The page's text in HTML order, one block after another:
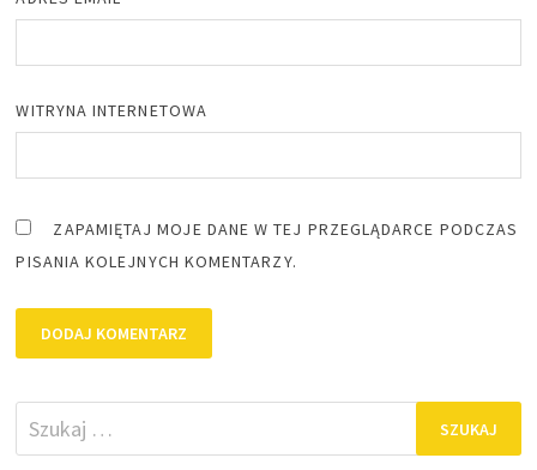
WITRYNA INTERNETOWA
ZAPAMIĘTAJ MOJE DANE W TEJ PRZEGLĄDARCE PODCZAS
PISANIA KOLEJNYCH KOMENTARZY.
Szukaj: